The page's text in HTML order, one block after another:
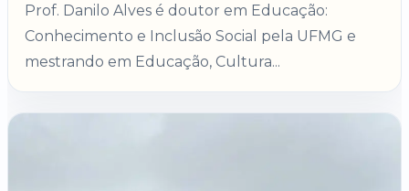
Prof. Danilo Alves é doutor em Educação:
Conhecimento e Inclusão Social pela UFMG e
mestrando em Educação, Cultura...